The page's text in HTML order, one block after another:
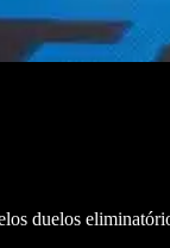
duelos